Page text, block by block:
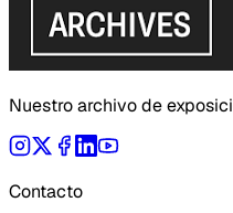
Nuestro archivo de
Contacto